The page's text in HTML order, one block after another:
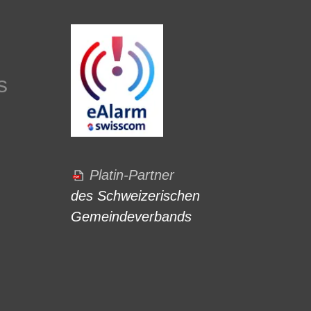
Platin-Partner
des Schweizerischen
Gemeindeverbands